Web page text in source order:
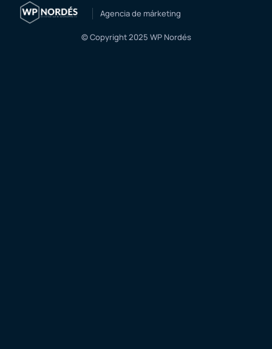
Agencia de márketing
© Copyright 2025 WP Nordés